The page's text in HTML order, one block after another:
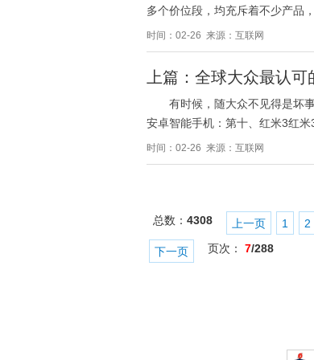
多个价位段，均充斥着不少产品
时间：02-26 来源：互联网
上篇：全球大众最认
有时候，随大众不见得是坏
安卓智能手机：第十、红米3红
时间：02-26 来源：互联网
总数： 4308 上一页 1 2
下一页 页次： 7/288